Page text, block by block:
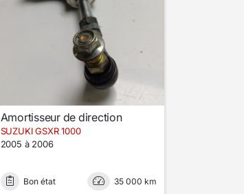
Amortisseur de direction
SUZUKI GSXR 1000
2005 à 2006
Bon état 35 000 km